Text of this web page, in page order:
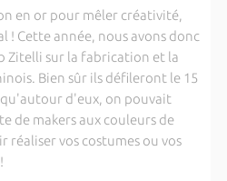
en or pour mêler créativité,
! Cette année, nous avons donc
Zitelli sur la fabrication et la
Bien sûr ils défileront le 15
qu'autour d'eux, on pouvait
de makers aux couleurs de
réaliser vos costumes ou vos